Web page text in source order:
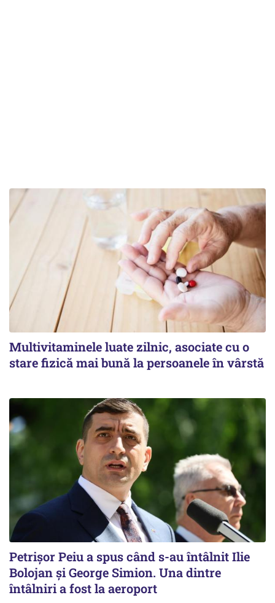
Multivitaminele luate zilnic, asociate cu o
stare fizică mai bună la persoanele în vârstă
Petrişor Peiu a spus când s-au întâlnit Ilie
Bolojan şi George Simion. Una dintre
întâlniri a fost la aeroport